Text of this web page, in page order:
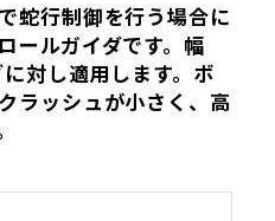
蛇行制御を行う場合に
ールガイダです。幅
対し適用します。ボ
ラッシュが小さく、高